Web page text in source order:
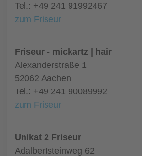
Tel.: +49 241 91992467
zum Friseur
Friseur - mickartz | hair
Alexanderstraße 1
52062 Aachen
Tel.: +49 241 90089992
zum Friseur
Unikat 2 Friseur
Adalbertsteinweg 62